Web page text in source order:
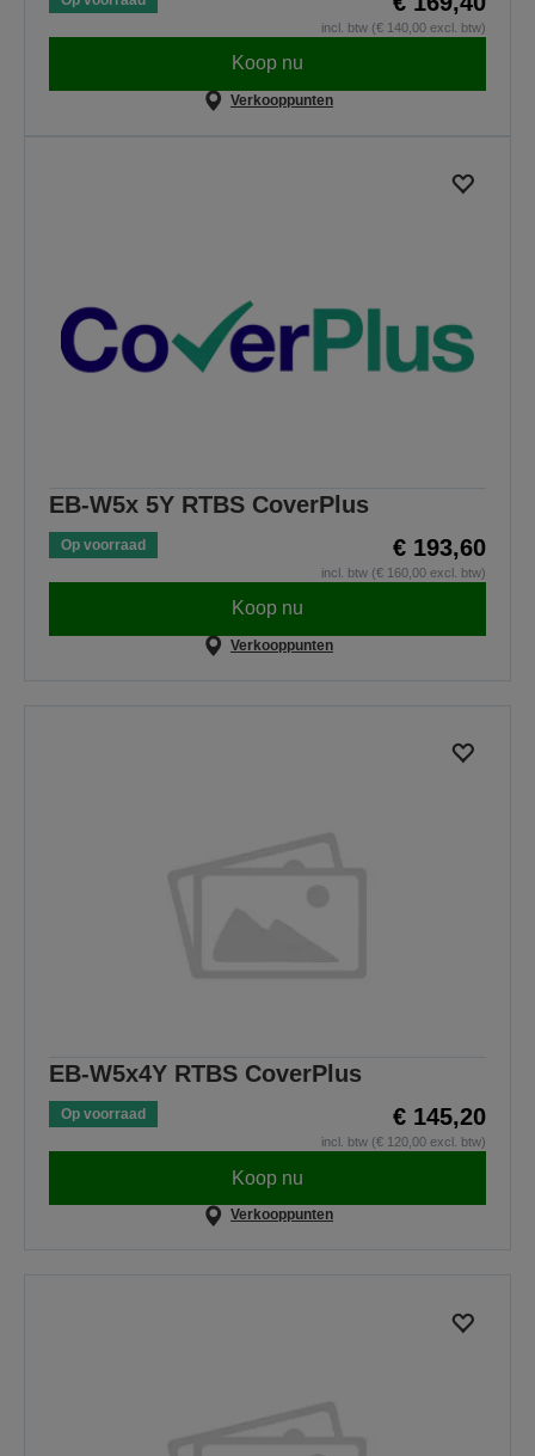
incl. btw (€ 140,00 excl. btw)
Koop nu
Verkooppunten
EB-W5x 5Y RTBS CoverPlus
Op voorraad € 193,60
incl. btw (€ 160,00 excl. btw)
Koop nu
Verkooppunten
EB-W5x4Y RTBS CoverPlus
Op voorraad € 145,20
incl. btw (€ 120,00 excl. btw)
Koop nu
Verkooppunten